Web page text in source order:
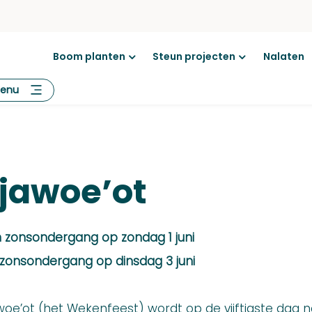
Boom planten Steun projecten Nalaten
zonsondergang op zondag 1 juni
op dinsdag 3 juni
(het Wekenfeest) wordt op de vijftigste dag